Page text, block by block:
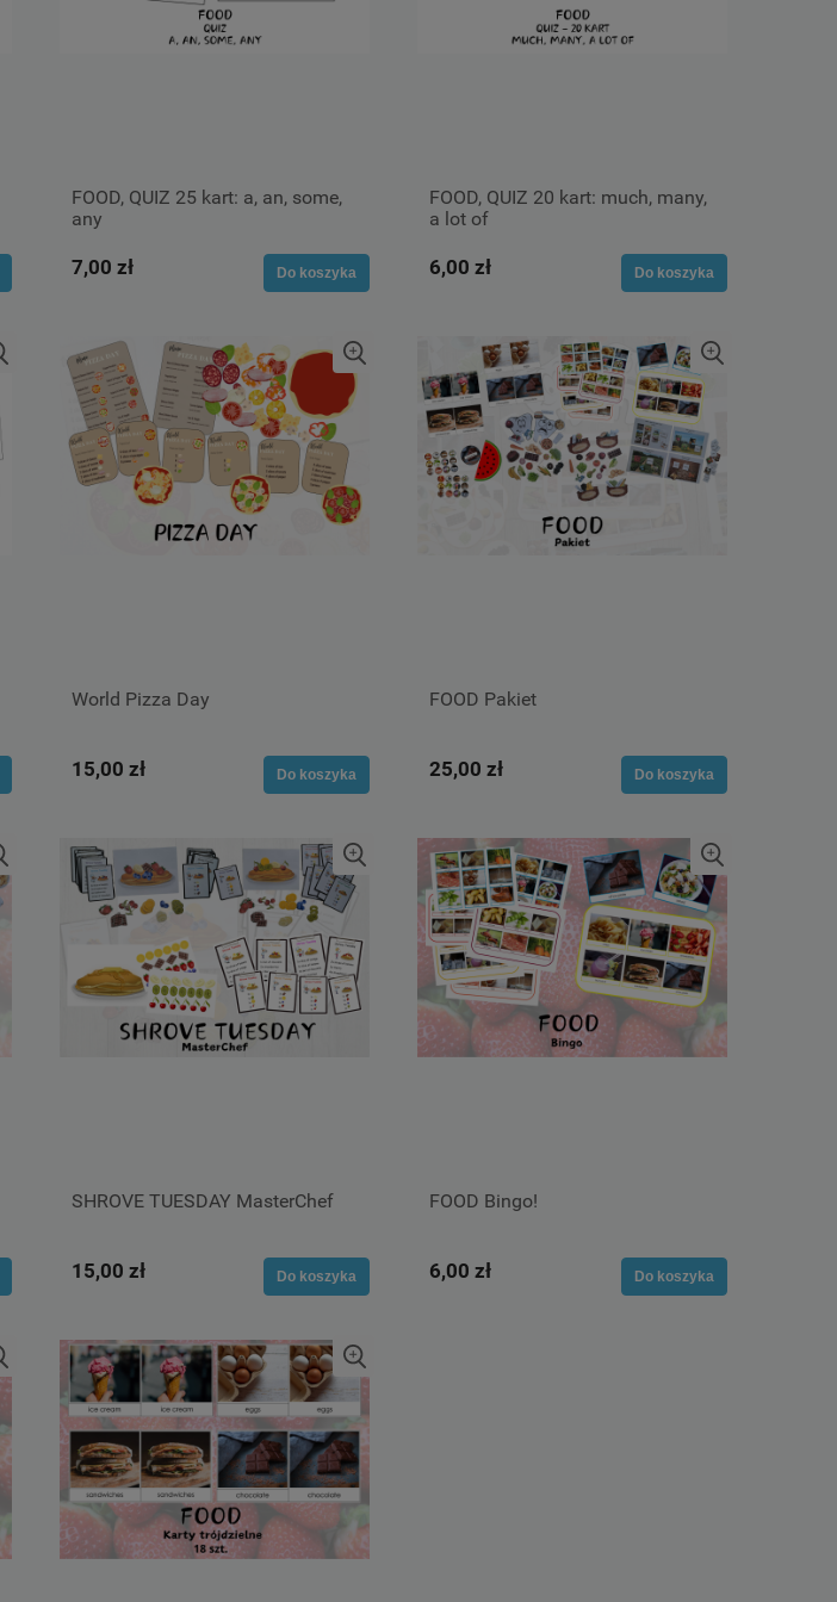
FOOD, QUIZ 25 kart: a, an, some,
any
7,00 zł Do koszyka
FOOD, QUIZ 20 kart: much, many,
a lot of
6,00 zł Do koszyka
World Pizza Day
15,00 zł Do koszyka
FOOD Pakiet
25,00 zł Do koszyka
SHROVE TUESDAY MasterChef
15,00 zł Do koszyka
FOOD Bingo!
6,00 zł Do koszyka